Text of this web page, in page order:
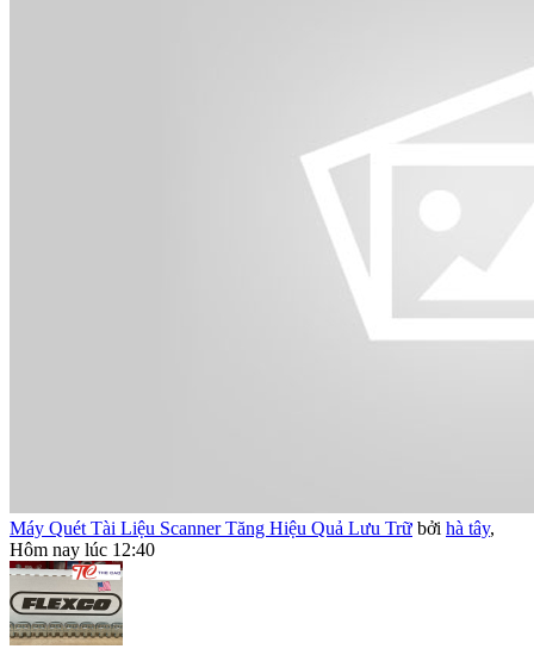
Máy Quét Tài Liệu Scanner Tăng Hiệu Quả Lưu Trữ bởi hà tây,
Hôm nay lúc 12:40